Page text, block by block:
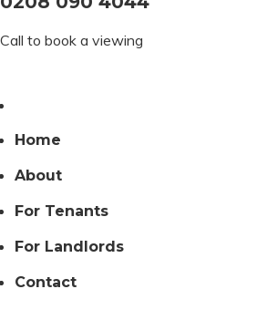
Call to book a viewing
Home
About
For Tenants
For Landlords
Contact